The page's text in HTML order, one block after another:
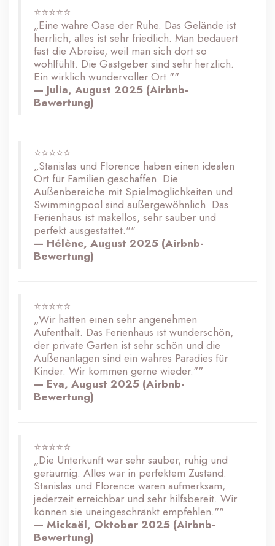
⭐⭐⭐⭐⭐
„Eine wahre Oase der Ruhe. Das Gelände ist
herrlich, alles ist sehr friedlich. Man bedauert
fast die Abreise, weil man sich dort so
wohlfühlt. Die Gastgeber sind sehr herzlich.
Ein wirklich wundervoller Ort.""
— Julia, August 2025 (Airbnb-
Bewertung)
⭐⭐⭐⭐⭐
„Stanislas und Florence haben einen idealen
Ort für Familien geschaffen. Die
Außenbereiche mit Spielmöglichkeiten und
Swimmingpool sind außergewöhnlich. Das
Ferienhaus ist makellos, sehr sauber und
perfekt ausgestattet.""
— Hélène, August 2025 (Airbnb-
Bewertung)
⭐⭐⭐⭐⭐
„Wir hatten einen sehr angenehmen
Aufenthalt. Das Ferienhaus ist wunderschön,
der private Garten ist sehr schön und die
Außenanlagen sind ein wahres Paradies für
Kinder. Wir kommen gerne wieder.""
— Eva, August 2025 (Airbnb-
Bewertung)
⭐⭐⭐⭐⭐
„Die Unterkunft war sehr sauber, ruhig und
geräumig. Alles war in perfektem Zustand.
Stanislas und Florence waren aufmerksam,
jederzeit erreichbar und sehr hilfsbereit. Wir
können sie uneingeschränkt empfehlen.""
— Mickaël, Oktober 2025 (Airbnb-
Bewertung)